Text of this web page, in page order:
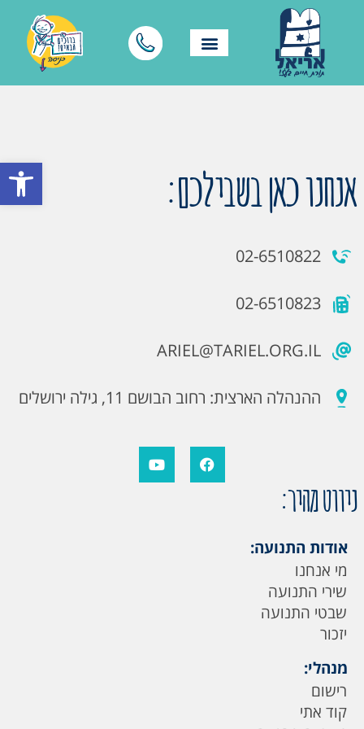
פתח אנחנו כאן בשבילכם:
02-6510822
02-6510823
ARIEL@TARIEL.ORG.IL
ההנהלה הארצית: רחוב הבושם 11, גילה ירושלים
ניווט מהיר:
אודות התנועה:
מי אנחנו
שירי התנועה
שבטי התנועה
יזכור
מנהלי:
רישום
קוד אתי